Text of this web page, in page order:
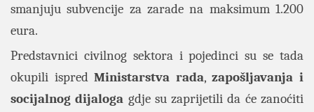
smanjuju subvencije za zarade na maksimum 1.200
eura.
Predstavnici civilnog sektora i pojedinci su se tada
okupili ispredMinistarstva rada,zapošljavanja i
socijalnog dijaloga gdje su zaprijetili da će zanoćiti